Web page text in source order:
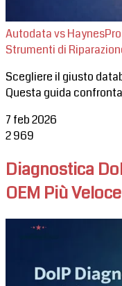
Autodata vs
Strumenti di
Scegliere il giusto
Questa guida
7 feb 2026
2969
Diagnostica
OEM Più